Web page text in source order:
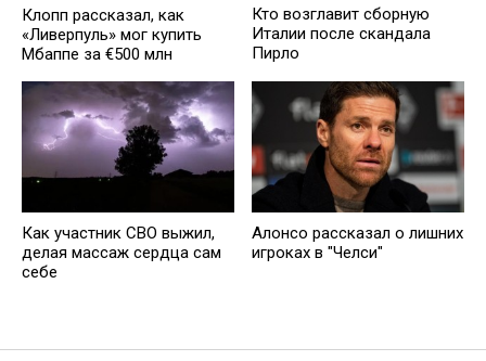
Клопп рассказал, как
«Ливерпуль» мог купить
Мбаппе за €500 млн
Кто возглавит сборную
Италии после скандала
Пирло
Как участник СВО выжил,
делая массаж сердца сам
себе
Алонсо рассказал о лишних
игроках в "Челси"